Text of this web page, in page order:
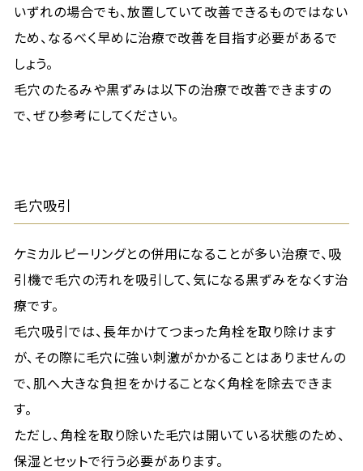
いずれの場合でも、放置していて改善できるものではない
ため、なるべく早めに治療で改善を目指す必要があるで
しょう。
毛穴のたるみや黒ずみは以下の治療で改善できますの
で、ぜひ参考にしてください。
毛穴吸引
ケミカルピーリングとの併用になることが多い治療で、吸
引機で毛穴の汚れを吸引して、気になる黒ずみをなくす治
療です。
毛穴吸引では、長年かけてつまった角栓を取り除けます
が、その際に毛穴に強い刺激がかかることはありませんの
で、肌へ大きな負担をかけることなく角栓を除去できま
す。
ただし、角栓を取り除いた毛穴は開いている状態のため、
保湿とセットで行う必要があります。